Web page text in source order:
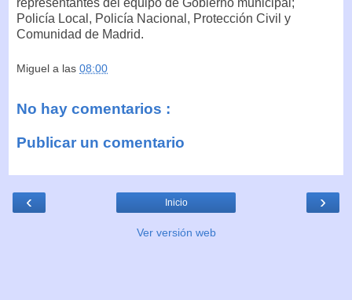
representantes del equipo de Gobierno municipal;
Policía Local, Policía Nacional, Protección Civil y
Comunidad de Madrid.
Miguel a las 08:00
No hay comentarios :
Publicar un comentario
‹ ›
Inicio
Ver versión web